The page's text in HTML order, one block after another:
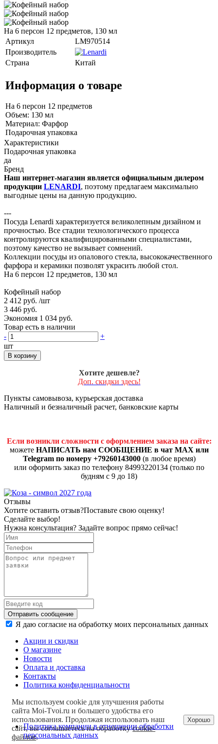
На 6 персон 12 предметов, 130 мл
Артикул
LM970514
Производитель
Страна
Китай
Информация о товаре
На 6 персон 12 предметов
Объем: 130 мл
Материал: Фарфор
Подарочная упаковка
Характеристики
Подарочная упаковка
да
Бренд
Наш интернет-магазин является официальным дилером
продукции LENARDI, поэтому предлагаем максимально
выгодные цены на данную продукцию.
---
Посуда Lenardi характеризуется великолепным дизайном и
прочностью. Все стадии технологического процесса
контролируются квалифицированными специалистами,
поэтому качество не вызывает сомнений.
Коллекции посуды из опалового стекла, высококачественного
фарфора и керамики позволят украсить любой стол.
На 6 персон 12 предметов, 130 мл
Кофейный набор
2 412 руб. /шт
3 446 руб.
Экономия 1 034 руб.
Товар есть в наличии
-
+
шт
В корзину
Хотите дешевле?
Доп. скидки здесь!
Пункты самовывоза, курьерская доставка
Наличный и безналичный расчет, банковские карты
Если возникли сложности с оформлением заказа на сайте:
можете НАПИСАТЬ нам СООБЩЕНИЕ в чат MAX или
Telegram по номеру +79260143000(в любое время)
или оформить заказ по телефону 84993220134 (только по
будням с 9 до 18)
Отзывы
Хотите оставить отзыв?Поставьте свою оценку!
Сделайте выбор!
Нужна консультация? Задайте вопрос прямо сейчас!
Отправить сообщение
Я даю согласие на обработку моих персональных данных
Акции и скидки
О магазине
Новости
Оплата и доставка
Контакты
Политика конфиденциальности
Политика компании в отношении обработки
персональных данных
Мы используем cookie для улучшения работы
сайта Moi-Tvoi.ru и большего удобства его
использования. Продолжая использовать наш
сайт, вы соглашаетесь на обработкуcookie-
файлов.
Хорошо